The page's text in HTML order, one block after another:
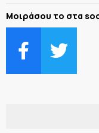
Μοιράσου το στα